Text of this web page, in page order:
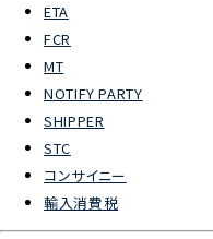
ENGLISH
ETA
FCR
MT
NOTIFY PARTY
SHIPPER
STC
コンサイニー
輸入消費税